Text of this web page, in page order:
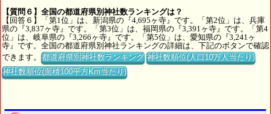
【質問６】全国の都道府県別神社数ランキングは？
【回答６】「第1位」は、新潟県の『4,695ヶ寺』です。「第2位」は、兵庫
県の『3,837ヶ寺』です。「第3位」は、福岡県の『3,391ヶ寺』です。「第4
位」は、岐阜県の『3,266ヶ寺』です。「第5位」は、愛知県の『3,241ヶ
寺』です。全国の都道府県別神社ランキングの詳細は、下記のボタンで確認
できます。都道府県別神社数ランキング 神社数順位(人口10万人当たり)
神社数順位(面積100平方Km当たり)